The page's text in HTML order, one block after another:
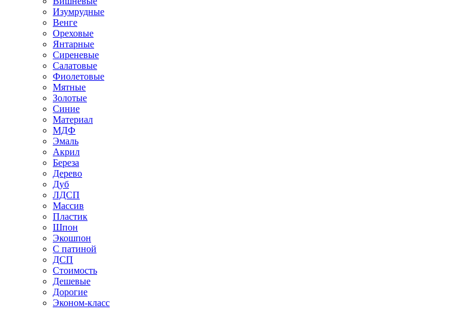
Изумрудные
Венге
Ореховые
Янтарные
Сиреневые
Салатовые
Фиолетовые
Мятные
Золотые
Синие
Материал
МДФ
Эмаль
Акрил
Береза
Дерево
Дуб
ЛДСП
Массив
Пластик
Шпон
Экошпон
С патиной
ДСП
Стоимость
Дешевые
Дорогие
Эконом-класс